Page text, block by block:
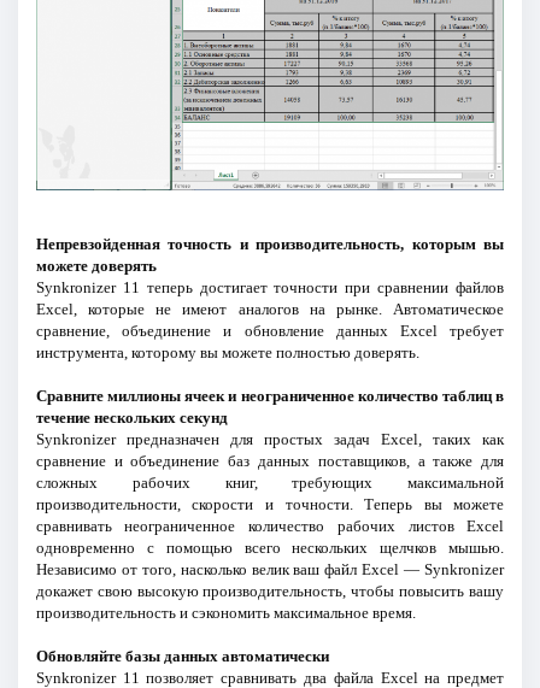
Непревзойденная точность и производительность, которым вы
можете доверять
Synkronizer 11 теперь достигает точности при сравнении файлов
Excel, которые не имеют аналогов на рынке. Автоматическое
сравнение, объединение и обновление данных Excel требует
инструмента, которому вы можете полностью доверять.
Сравните миллионы ячеек и неограниченное количество таблиц в
течение нескольких секунд
Synkronizer предназначен для простых задач Excel, таких как
сравнение и объединение баз данных поставщиков, а также для
сложных рабочих книг, требующих максимальной
производительности, скорости и точности. Теперь вы можете
сравнивать неограниченное количество рабочих листов Excel
одновременно с помощью всего нескольких щелчков мышью.
Независимо от того, насколько велик ваш файл Excel — Synkronizer
докажет свою высокую производительность, чтобы повысить вашу
производительность и сэкономить максимальное время.
Обновляйте базы данных автоматически
Synkronizer 11 позволяет сравнивать два файла Excel на предмет